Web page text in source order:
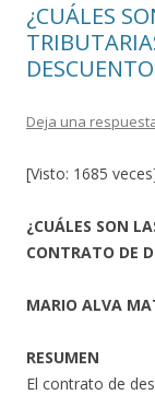
¿CUÁLES
Deja una
[Visto: 1685
¿CUÁLES SON
CONTRATO DE
MARIO ALVA
RESUMEN
El contrato de